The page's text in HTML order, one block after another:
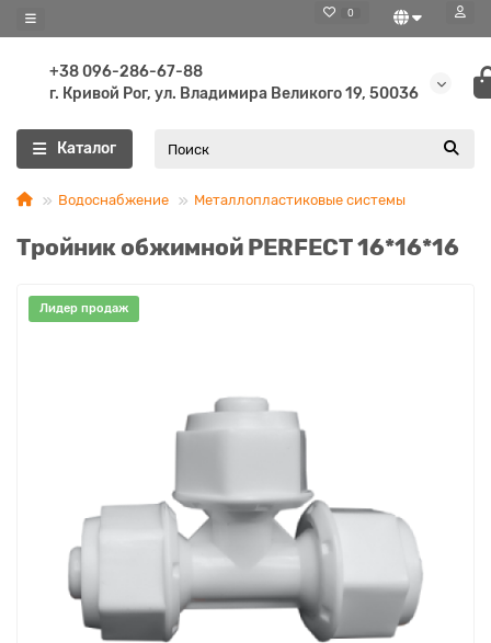
0
+38 096-286-67-88
г. Кривой Рог, ул. Владимира Великого 19, 50036
Каталог
Водоснабжение Металлопластиковые системы
Тройник обжимной PERFEСT 16*16*16
Лидер продаж